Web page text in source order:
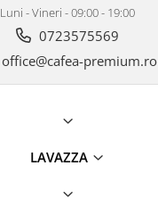
Luni - Vineri - 09:00 - 19:00
0723575569
office@cafea-premium.ro
LAVAZZA